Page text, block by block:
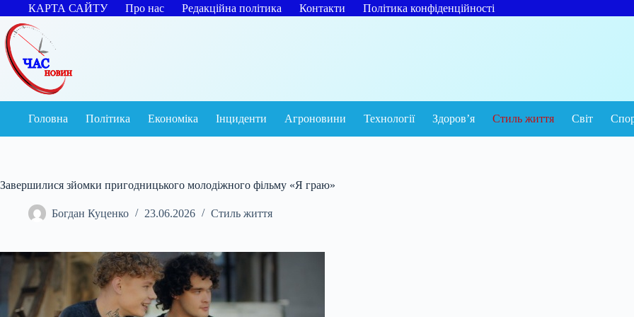
Перейти
до
вмісту
КАРТА САЙТУ Про нас Редакційна політика Контакти Політика конфіденційності
Головна Політика Економіка Інциденти Агроновини Технології Здоров’я Стиль життя Світ
Завершилися зйомки пригодницького молодіжного фільму «Я граю»
Богдан Куценко 23.06.2026 Стиль життя